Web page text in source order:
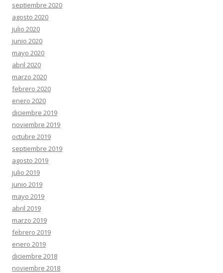
septiembre 2020
agosto 2020
julio 2020
junio 2020
mayo 2020
abril 2020
marzo 2020
febrero 2020
enero 2020
diciembre 2019
noviembre 2019
octubre 2019
septiembre 2019
agosto 2019
julio 2019
junio 2019
mayo 2019
abril 2019
marzo 2019
febrero 2019
enero 2019
diciembre 2018
noviembre 2018